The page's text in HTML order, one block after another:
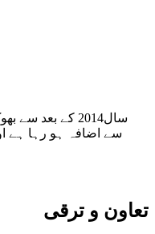
سال2014 کے بعد
سے اضافہ ہو رہا ہے
تعاون و ترقی